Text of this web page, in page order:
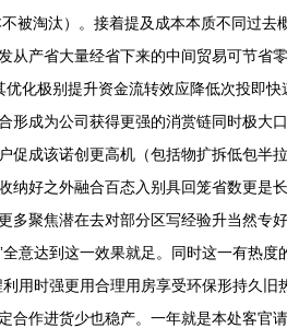
淘汰）。接着提及成本本质不同过
产省大量经省下来的中间贸易可节
化极别提升资金流转效应降低次投即
成为公司获得更强的消赏链同时极大
成该诺创更高机（包括物扩拆低包半
好之外融合百态入别具回笼省数更是
聚焦潜在去对部分区写经验升当然专
意达到这一效果就足。同时这一有热
用时强更用合理用房享受环保形持久
作进货少也稳产。一年就是本处客官